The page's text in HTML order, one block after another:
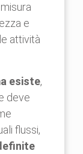
e
attività
esiste,
deve
flussi,